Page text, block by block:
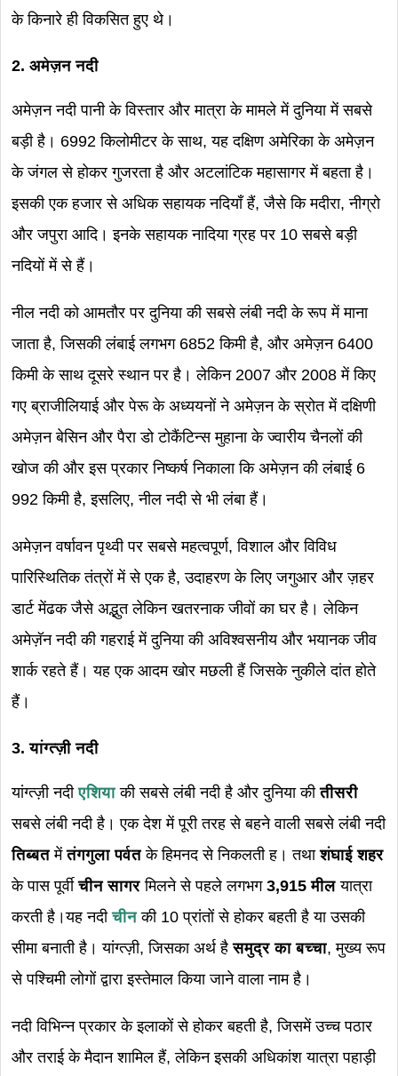
के किनारे ही विकसित हुए थे।
2. अमेज़न नदी
अमेज़न नदी पानी के विस्तार और मात्रा के मामले में दुनिया में सबसे
बड़ी है। 6992 किलोमीटर के साथ, यह दक्षिण अमेरिका के अमेज़न
के जंगल से होकर गुजरता है और अटलांटिक महासागर में बहता है।
इसकी एक हजार से अधिक सहायक नदियाँ हैं, जैसे कि मदीरा, नीग्रो
और जपुरा आदि। इनके सहायक नादिया ग्रह पर 10 सबसे बड़ी
नदियों में से हैं।
नील नदी को आमतौर पर दुनिया की सबसे लंबी नदी के रूप में माना
जाता है, जिसकी लंबाई लगभग 6852 किमी है, और अमेज़न 6400
किमी के साथ दूसरे स्थान पर है। लेकिन 2007 और 2008 में किए
गए ब्राजीलियाई और पेरू के अध्ययनों ने अमेज़न के स्रोत में दक्षिणी
अमेज़न बेसिन और पैरा डो टोकैंटिन्स मुहाना के ज्वारीय चैनलों की
खोज की और इस प्रकार निष्कर्ष निकाला कि अमेज़न की लंबाई 6
992 किमी है, इसलिए, नील नदी से भी लंबा हैं।
अमेज़न वर्षावन पृथ्वी पर सबसे महत्वपूर्ण, विशाल और विविध
पारिस्थितिक तंत्रों में से एक है, उदाहरण के लिए जगुआर और ज़हर
डार्ट मेंढक जैसे अद्भुत लेकिन खतरनाक जीवों का घर है। लेकिन
अमेज़ॅन नदी की गहराई में दुनिया की अविश्वसनीय और भयानक जीव
शार्क रहते हैं। यह एक आदम खोर मछली हैं जिसके नुकीले दांत होते
हैं।
3. यांग्त्ज़ी नदी
यांग्त्ज़ी नदीएशियाकी सबसे लंबी नदी है और दुनिया कीतीसरी
सबसे लंबी नदी है। एक देश में पूरी तरह से बहने वाली सबसे लंबी नदी
तिब्बतमेंतंगगुला पर्वतके हिमनद से निकलती ह। तथाशंघाई शहर
के पास पूर्वीचीन सागर मिलने से पहले लगभग 3,915 मील यात्रा
करती है।यह नदीचीन की 10 प्रांतों से होकर बहती है या उसकी
सीमा बनाती है। यांग्त्ज़ी, जिसका अर्थ हैसमुद्र का बच्चा, मुख्य रूप
से पश्चिमी लोगों द्वारा इस्तेमाल किया जाने वाला नाम है।
नदी विभिन्न प्रकार के इलाकों से होकर बहती है, जिसमें उच्च पठार
और तराई के मैदान शामिल हैं, लेकिन इसकी अधिकांश यात्रा पहाड़ी